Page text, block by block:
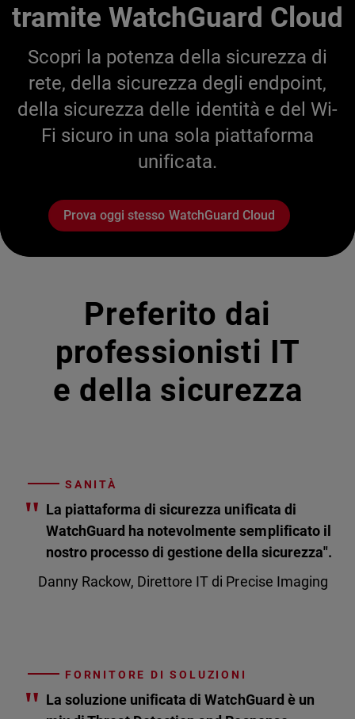
tramite WatchGuard Cloud
Scopri la potenza della sicurezza di
rete, della sicurezza degli endpoint,
della sicurezza delle identità e del Wi-
Fi sicuro in una sola piattaforma
unificata.
Prova oggi stesso WatchGuard Cloud
Preferito dai
professionisti IT
e della sicurezza
SANITÀ
" La piattaforma di sicurezza unificata di
WatchGuard ha notevolmente semplificato il
nostro processo di gestione della sicurezza".
Danny Rackow, Direttore IT di Precise Imaging
FORNITORE DI SOLUZIONI
" La soluzione unificata di WatchGuard è un